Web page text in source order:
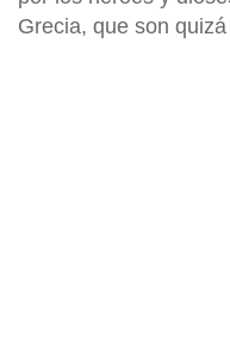
Grecia, que son